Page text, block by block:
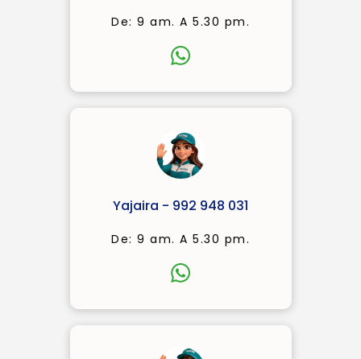
De: 9 am. A 5.30 pm.
Yajaira - 992 948 031
De: 9 am. A 5.30 pm.